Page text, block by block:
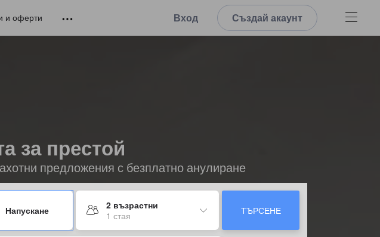
и оферти Вход Създай акаунт
за престой
предложения с безплатно анулиране
Напускане
2 възрастни
1 стая
ТЪРСЕНЕ